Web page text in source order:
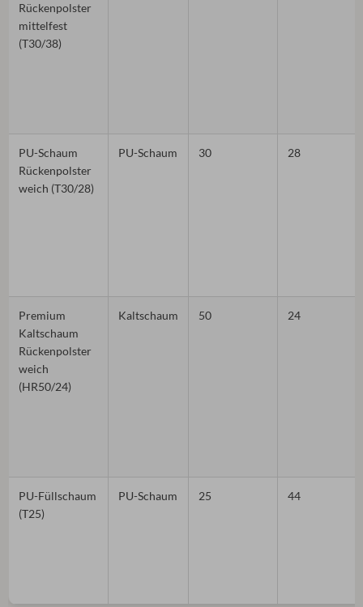
Rückenpolster
mittelfest
(T30/38)
PU-Schaum
Rückenpolster
weich (T30/28)
PU-Schaum 30 28
Premium
Kaltschaum
Rückenpolster
weich
(HR50/24)
Kaltschaum 50 24
PU-Füllschaum
(T25)
PU-Schaum 25 44